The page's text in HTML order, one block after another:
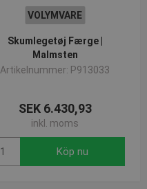
VOLYMVARE
Skumlegetøj Færge |
Malmsten
Artikelnummer: P913033
SEK 6.430,93
inkl. moms
Köp nu